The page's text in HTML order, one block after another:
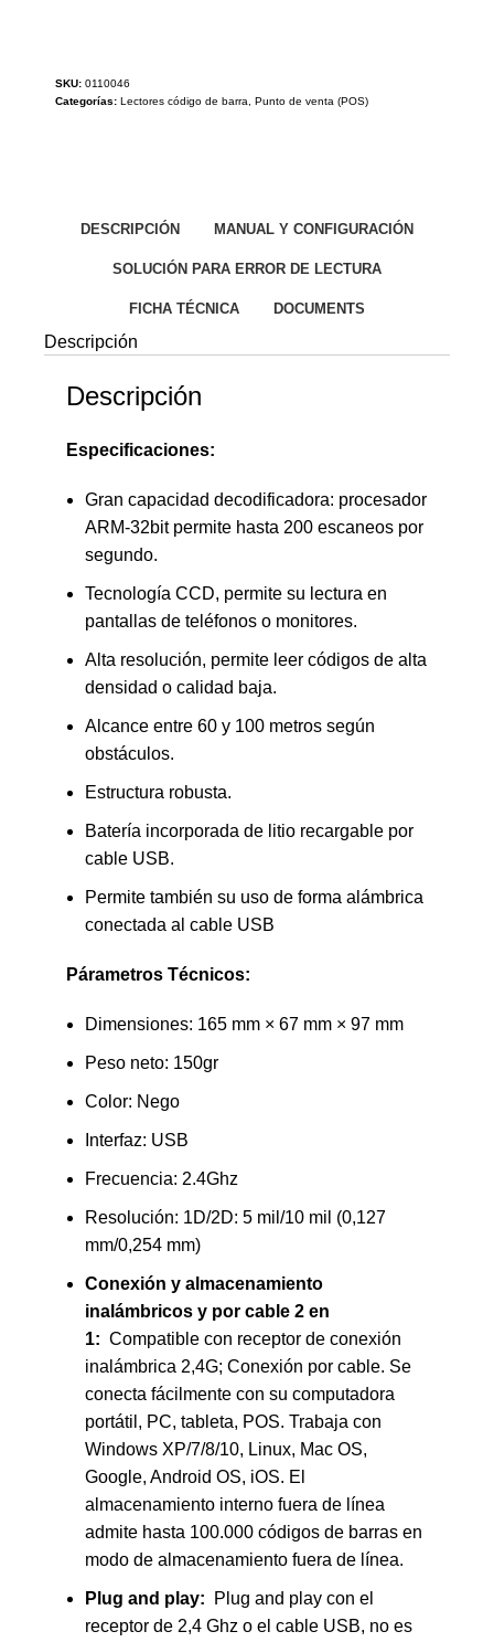
SKU: 0110046
Categorías: Lectores código de barra Punto de venta (POS)
DESCRIPCIÓN MANUAL Y CONFIGURACIÓN
SOLUCIÓN PARA ERROR DE LECTURA
FICHA TÉCNICA DOCUMENTS
Descripción
Descripción
Especificaciones:
Gran capacidad decodificadora: procesador
ARM-32bit permite hasta 200 escaneos por
segundo.
Tecnología CCD, permite su lectura en
pantallas de teléfonos o monitores.
Alta resolución, permite leer códigos de alta
densidad o calidad baja.
Alcance entre 60 y 100 metros según
obstáculos.
Estructura robusta.
Batería incorporada de litio recargable por
cable USB.
Permite también su uso de forma alámbrica
conectada al cable USB
Párametros Técnicos:
Dimensiones: 165 mm × 67 mm × 97 mm
Peso neto: 150gr
Color: Nego
Interfaz: USB
Frecuencia: 2.4Ghz
Resolución: 1D/2D: 5 mil/10 mil (0,127
mm/0,254 mm)
Conexión y almacenamiento
inalámbricos y por cable 2 en
1: Compatible con receptor de conexión
inalámbrica 2,4G; Conexión por cable. Se
conecta fácilmente con su computadora
portátil, PC, tableta, POS. Trabaja con
Windows XP/7/8/10, Linux, Mac OS,
Google, Android OS, iOS. El
almacenamiento interno fuera de línea
admite hasta 100.000 códigos de barras en
modo de almacenamiento fuera de línea.
Plug and play:
Plug and play con el
receptor de 2,4 Ghz o el cable USB, no es